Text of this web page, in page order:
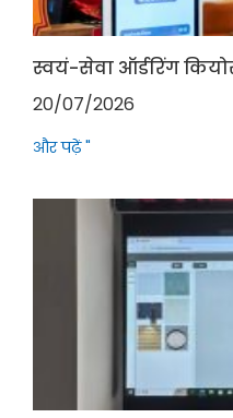
स्वयं-सेवा ऑर्डरिंग
20/07/2026
और पढ़ें "